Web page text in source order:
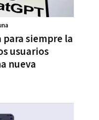
para siempre la
usuarios
nueva